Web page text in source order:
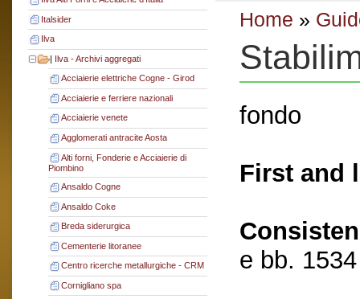
Italsider
Ilva
| Ilva - Archivi aggregati
Acciaierie elettriche Cogne - Girod
Acciaierie e ferriere nazionali
Acciaierie venete
Agglomerati antracite Aosta
Alti forni, Fonderie e Acciaierie di
Piombino
Ansaldo Cogne
Ansaldo Coke
Breda siderurgica
Cementerie litoranee
Centro ricerche metallurgiche - CRM
Cornigliano spa
Home »
fondo
First and
e bb. 1534